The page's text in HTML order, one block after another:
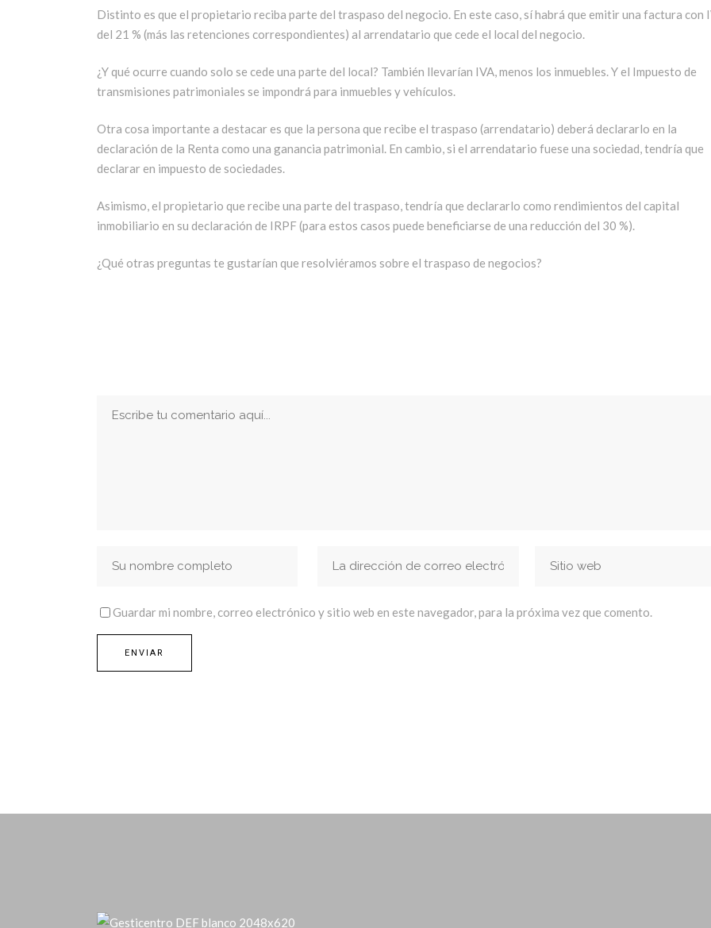
Distinto es que el propietario reciba parte del traspaso del negocio. En este caso, sí habrá que emitir una factura con
del 21 % (más las retenciones correspondientes) al arrendatario que cede el local del negocio.
¿Y qué ocurre cuando solo se cede una parte del local? También llevarían IVA, menos los inmuebles. Y el Impuesto de
transmisiones patrimoniales se impondrá para inmuebles y vehículos.
Otra cosa importante a destacar es que la persona que recibe el traspaso (arrendatario) deberá declararlo en la
declaración de la Renta como una ganancia patrimonial. En cambio, si el arrendatario fuese una sociedad, tendría que
declarar en impuesto de sociedades.
Asimismo, el propietario que recibe una parte del traspaso, tendría que declararlo como rendimientos del capital
inmobiliario en su declaración de IRPF (para estos casos puede beneficiarse de una reducción del 30 %).
¿Qué otras preguntas te gustarían que resolviéramos sobre el traspaso de negocios?
Guardar mi nombre, correo electrónico y sitio web en este navegador, para la próxima vez que comento.